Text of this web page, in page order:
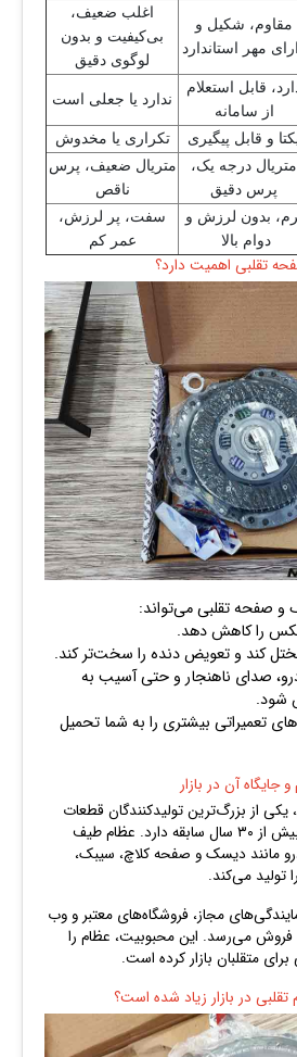
مقاوم، شکیل و
مهر استاندارد
اغلب ضعیف،
بی‌کیفیت و بدون
لوگوی دقیق
قابل استعلام
از سامانه
ندارد یا جعلی است
و قابل پیگیری تکراری یا مخدوش
متریال درجه یک،
پرس دقیق
متریال ضعیف، پرس
ناقص
بدون لرزش و
دوام بالا
سفت، پر لرزش،
عمر کم
تقلبی اهمیت دارد؟
و صفحه تقلبی می‌تواند:
را کاهش دهد.
کند و تعویض دنده را سخت‌تر کند.
صدای ناهنجار و حتی آسیب به
شود.
تعمیراتی بیشتری را به شما تحمیل
آن در بازار
از بزرگ‌ترین تولیدکنندگان قطعات
خودرو در ایران است که بیش از ۳۰ سال سابقه دارد. عظام طیف
مانند دیسک و صفحه کلاچ، سیبک،
تولید می‌کند.
مجاز، فروشگاه‌های معتبر و وب‌
فروش می‌رسد. این محبوبیت، عظام را
متقلبان بازار کرده است.
در بازار زیاد شده است؟